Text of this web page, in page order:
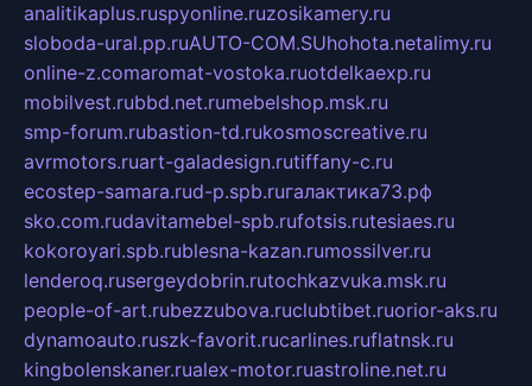
analitikaplus.ruspyonline.ruzosikamery.ru
sloboda-ural.pp.ruAUTO-COM.SUhohota.netalimy.ru
online-z.comaromat-vostoka.ruotdelkaexp.ru
mobilvest.rubbd.net.rumebelshop.msk.ru
smp-forum.rubastion-td.rukosmoscreative.ru
avrmotors.ruart-galadesign.rutiffany-c.ru
ecostep-samara.rud-p.spb.ruгалактика73.рф
sko.com.rudavitamebel-spb.rufotsis.rutesiaes.ru
kokoroyari.spb.rublesna-kazan.rumossilver.ru
lenderoq.rusergeydobrin.rutochkazvuka.msk.ru
people-of-art.rubezzubova.ruclubtibet.ruorior-aks.ru
dynamoauto.ruszk-favorit.rucarlines.ruflatnsk.ru
kingbolenskaner.rualex-motor.ruastroline.net.ru